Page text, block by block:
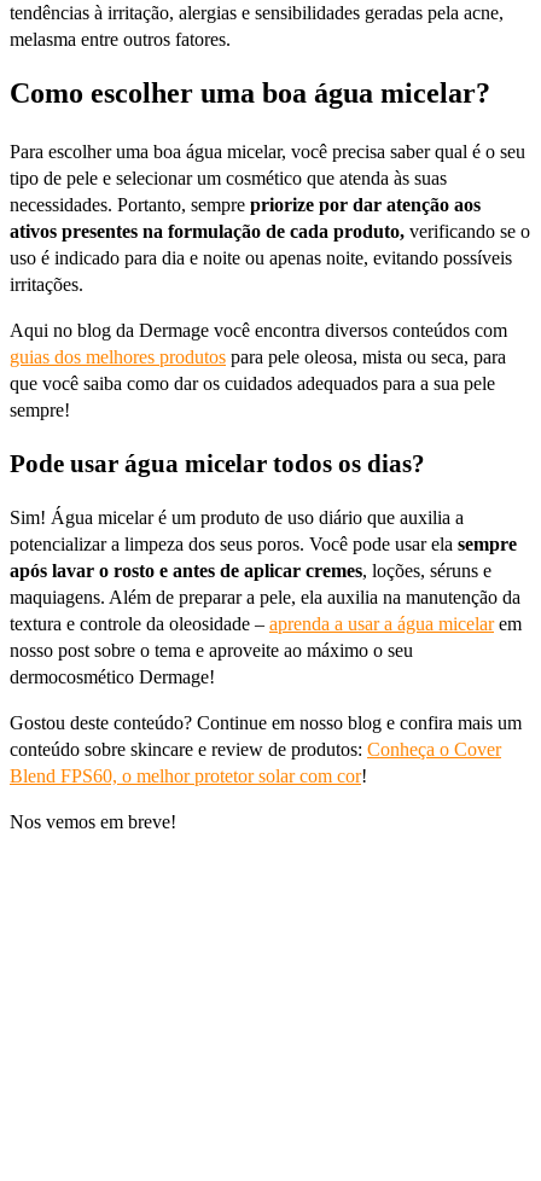
tendências à irritação, alergias e sensibilidades geradas pela acne,
melasma entre outros fatores.
Como escolher uma boa água micelar?
Para escolher uma boa água micelar, você precisa saber qual é o seu
tipo de pele e selecionar um cosmético que atenda às suas
necessidades. Portanto, sempre priorize por dar atenção aos
ativos presentes na formulação de cada produto, verificando se o
uso é indicado para dia e noite ou apenas noite, evitando possíveis
irritações.
Aqui no blog da Dermage você encontra diversos conteúdos com
guias dos melhores produtos para pele oleosa, mista ou seca, para
que você saiba como dar os cuidados adequados para a sua pele
sempre!
Pode usar água micelar todos os dias?
Sim! Água micelar é um produto de uso diário que auxilia a
potencializar a limpeza dos seus poros. Você pode usar ela sempre
após lavar o rosto e antes de aplicar cremes, loções, séruns e
maquiagens. Além de preparar a pele, ela auxilia na manutenção da
textura e controle da oleosidade – aprenda a usar a água micelarem
nosso post sobre o tema e aproveite ao máximo o seu
dermocosmético Dermage!
Gostou deste conteúdo? Continue em nosso blog e confira mais um
conteúdo sobre skincare e review de produtos: Conheça o Cover
Blend FPS60, o melhor protetor solar com cor!
Nos vemos em breve!